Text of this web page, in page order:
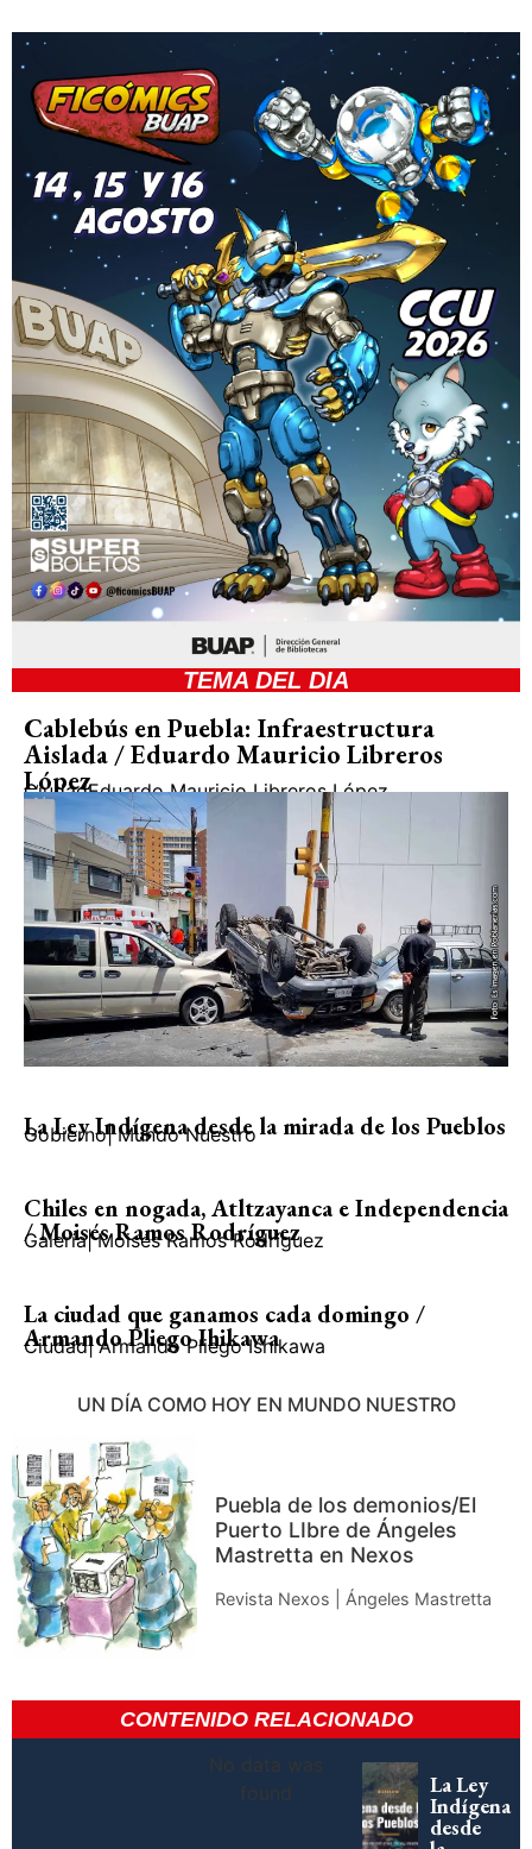
TEMA DEL DIA
Cablebús en Puebla: Infraestructura
Aislada / Eduardo Mauricio Libreros
López
CiudadEduardo Mauricio Libreros López
La Ley Indígena desde la mirada de los Pueblos
Gobierno| Mundo Nuestro
Chiles en nogada, Atltzayanca e Independencia
/ Moisés Ramos Rodríguez
Galería| Moisés Ramos Rodríguez
La ciudad que ganamos cada domingo /
Armando Pliego Ihikawa
Ciudad| Armando Pliego Ishikawa
UN DÍA COMO HOY EN MUNDO NUESTRO
Puebla de los demonios/El
Puerto LIbre de Ángeles
Mastretta en Nexos
Revista Nexos | Ángeles Mastretta
CONTENIDO RELACIONADO
No data was
found
La Ley
Indígena
desde